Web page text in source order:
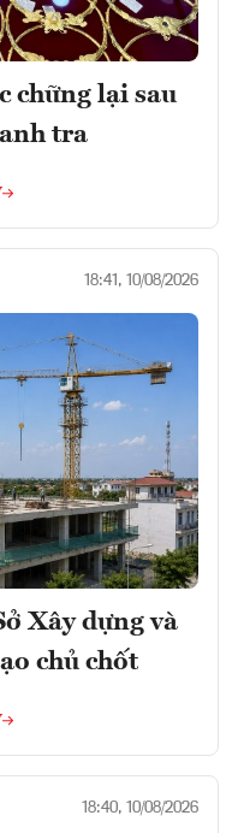
chững lại sau
tra
18:41, 10/08/2026
Xây dựng và
chủ chốt
18:40, 10/08/2026